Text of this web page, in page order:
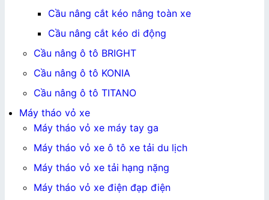
Cầu nâng cắt kéo nâng toàn xe
Cầu nâng cắt kéo di động
Cầu nâng ô tô BRIGHT
Cầu nâng ô tô KONIA
Cầu nâng ô tô TITANO
Máy tháo vỏ xe
Máy tháo vỏ xe máy tay ga
Máy tháo vỏ xe ô tô xe tải du lịch
Máy tháo vỏ xe tải hạng nặng
Máy tháo vỏ xe điện đạp điện